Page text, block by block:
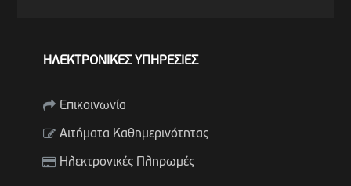
ΗΛΕΚΤΡΟΝΙΚΕΣ ΥΠΗΡΕΣΙΕΣ
Επικοινωνία
Αιτήματα Καθημερινότητας
Ηλεκτρονικές Πληρωμές